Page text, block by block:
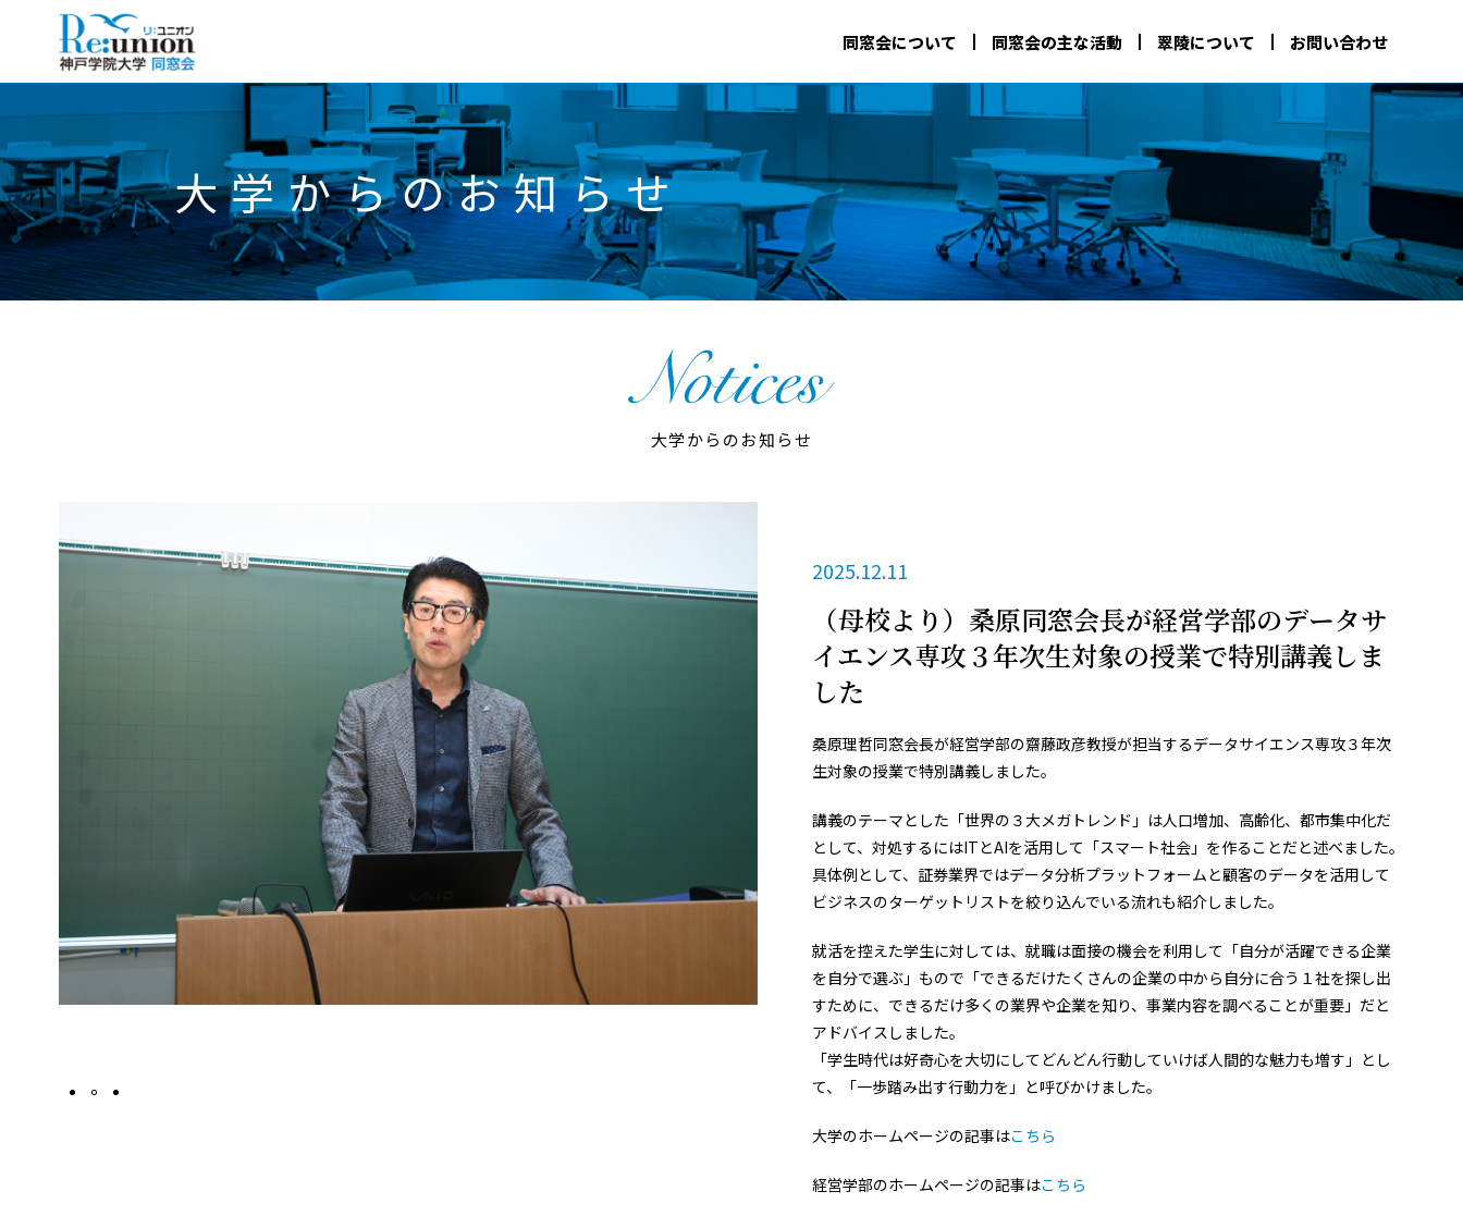
同窓会について 同窓会の主な活動 翠陵について お問い合わせ
大学からのお知らせ
大学からのお知らせ
2025.12.11
（母校より）桑原同窓会長が経営学部のデータサ
イエンス専攻３年次生対象の授業で特別講義しま
した
桑原理哲同窓会長が経営学部の齋藤政彦教授が担当するデータサイエンス専攻３年次
生対象の授業で特別講義しました。
講義のテーマとした「世界の３大メガトレンド」は人口増加、高齢化、都市集中化だ
として、対処するにはITとAIを活用して「スマート社会」を作ることだと述べました。
具体例として、証券業界ではデータ分析プラットフォームと顧客のデータを活用して
ビジネスのターゲットリストを絞り込んでいる流れも紹介しました。
就活を控えた学生に対しては、就職は面接の機会を利用して「自分が活躍できる企業
を自分で選ぶ」もので「できるだけたくさんの企業の中から自分に合う１社を探し出
すために、できるだけ多くの業界や企業を知り、事業内容を調べることが重要」だと
アドバイスしました。
「学生時代は好奇心を大切にしてどんどん行動していけば人間的な魅力も増す」とし
て、「一歩踏み出す行動力を」と呼びかけました。
大学のホームページの記事はこちら
経営学部のホームページの記事はこちら